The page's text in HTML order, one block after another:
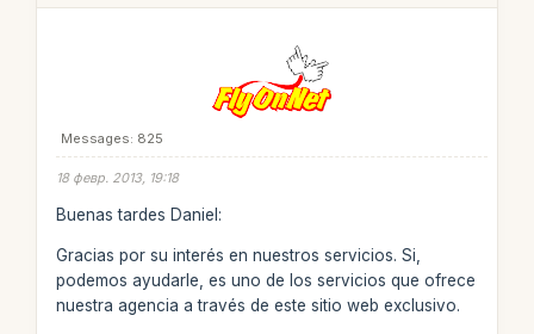
Messages: 825
18 февр. 2013, 19:18
Buenas tardes Daniel:
Gracias por su interés en nuestros servicios. Si,
podemos ayudarle, es uno de los servicios que ofrece
nuestra agencia a través de este sitio web exclusivo.